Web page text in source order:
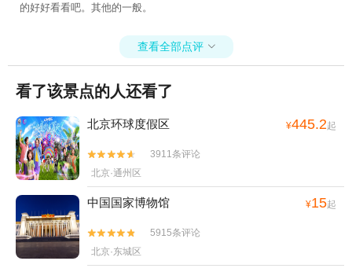
的好好看看吧。其他的一般。
查看全部点评 
看了该景点的人还看了
北京环球度假区 ¥445.2起


3911条评论
北京·通州区
中国国家博物馆 ¥15起


5915条评论
北京·东城区